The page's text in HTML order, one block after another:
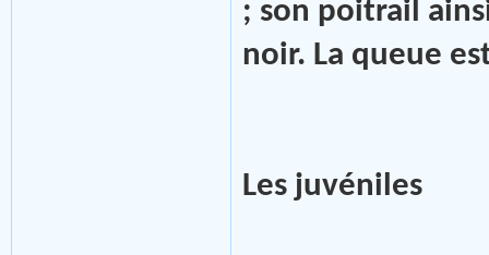
; son poitrail
noir. La queue
Les juvéniles